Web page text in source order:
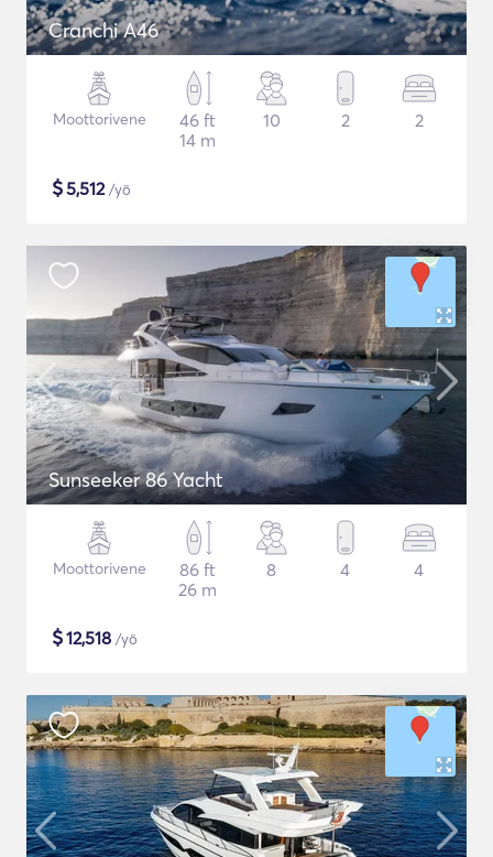
Cranchi A46
Moottorivene
46 ft
14 m
10 2 2
$5,512/yö
Sunseeker 86 Yacht
Moottorivene
86 ft
26 m
8 4 4
$12,518 /yö